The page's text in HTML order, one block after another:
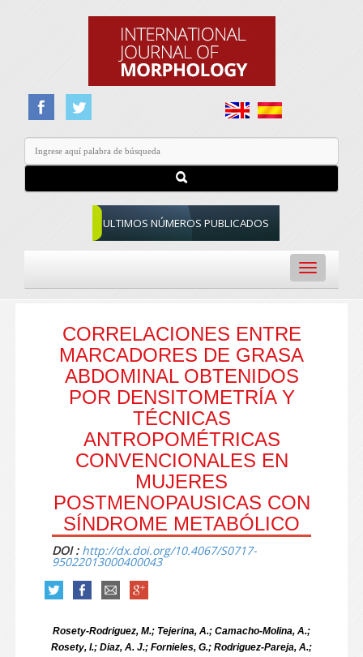
ULTIMOS NÚMEROS PUBLICADOS
Toggle
navigation
CORRELACIONES ENTRE
MARCADORES DE GRASA
ABDOMINAL OBTENIDOS
POR DENSITOMETRÍA Y
TÉCNICAS
ANTROPOMÉTRICAS
CONVENCIONALES EN
MUJERES
POSTMENOPAUSICAS CON
SÍNDROME METABÓLICO
DOI : http://dx.doi.org/10.4067/S0717-
95022013000400043
Rosety-Rodriguez, M.; Tejerina, A.; Camacho-Molina, A.;
Rosety, I.; Diaz, A. J.; Fornieles, G.; Rodriguez-Pareja, A.;